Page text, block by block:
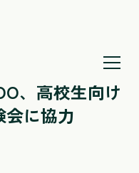
、高校生向けデ
会に協力
、高校生向け
に協力